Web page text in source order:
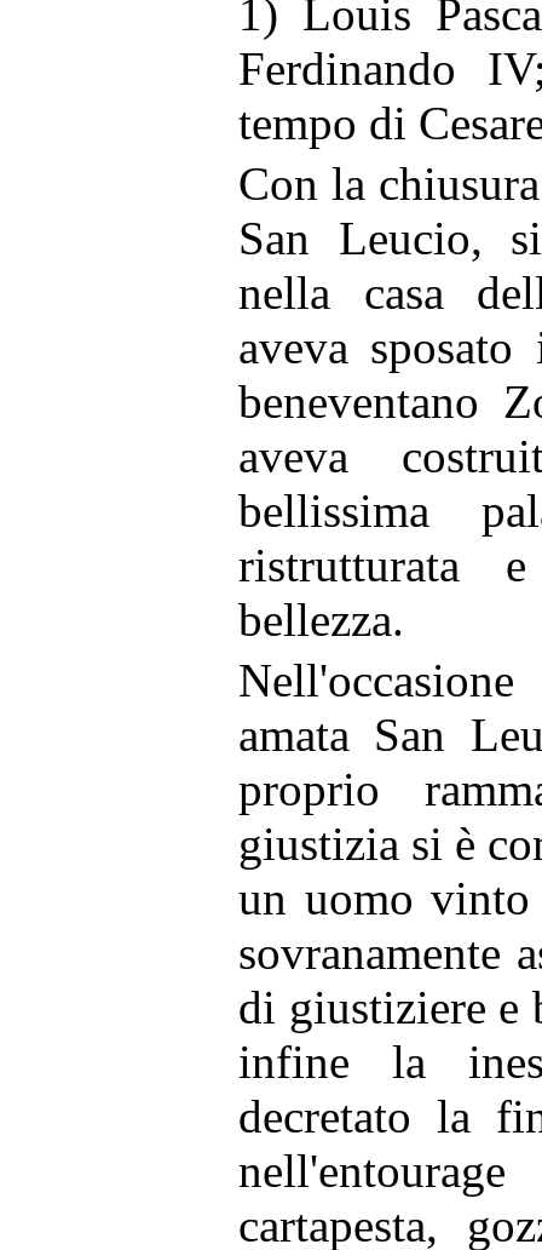
1) Louis
Ferdinando
tempo di
Con la
San Leucio,
nella casa
aveva
beneventano
aveva
bellissima
ristrutturata
bellezza.
amata San
proprio
giustizia si è
un uomo
sovranamente
di giustiziere e
infine la
decretato la
cartapesta,